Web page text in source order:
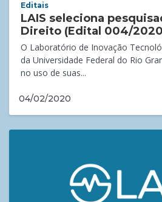
Editais
LAIS seleciona
Direito (Edital 004/
O Laboratório de Inovação
da Universidade Federal do Rio
no uso de suas...
04/02/2020